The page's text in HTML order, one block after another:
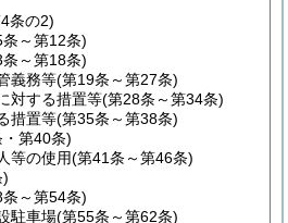
条の2)
～第12条)
～第18条)
義務等(第19条～第27条)
対する措置等(第28条～第34条)
措置等(第35条～第38条)
第40条)
等の使用(第41条～第46条)
)
～第54条)
駐車場(第55条～第62条)